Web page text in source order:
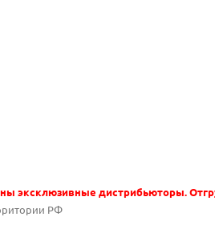
эксклюзивные дистрибьюторы.
РФ